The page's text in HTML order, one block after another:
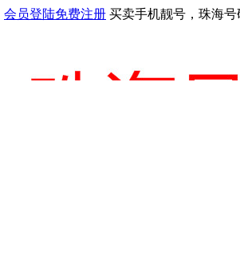
会员登陆免费注册 买卖手机靓号，珠海